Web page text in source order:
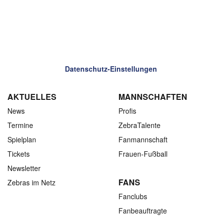
Datenschutz-Einstellungen
AKTUELLES
News
Termine
Spielplan
Tickets
Newsletter
Zebras im Netz
MANNSCHAFTEN
Profis
ZebraTalente
Fanmannschaft
Frauen-Fußball
FANS
Fanclubs
Fanbeauftragte